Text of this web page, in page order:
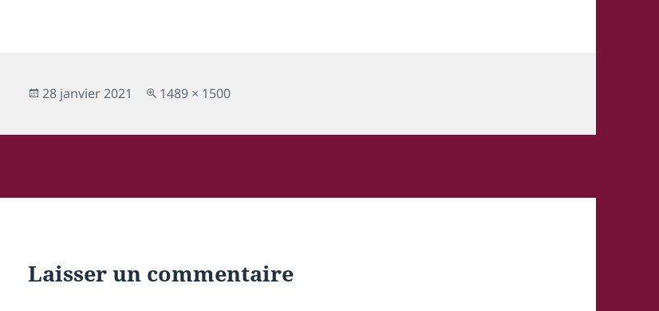
Publié
28 janvier 2021
Taille
1489 × 1500
Laisser un commentaire